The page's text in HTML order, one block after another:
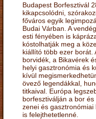
Budapest Borfesztivál
kikapcsolódni,
főváros egyik
Budai Várban. A
esti fényében is
kóstolhatják meg a
kiállító több ezer borát.
borvidék, a Bikavérek
helyi gasztronómia és
kívül
övező legendákkal,
titkaival. Európa
borfesztiválján a bor
zenei és
is felejthetetlenné.